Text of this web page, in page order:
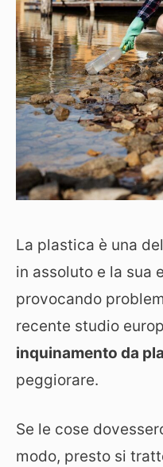
La plastica è una
in assoluto e la sua
provocando
recente studio
inquinamento da
peggiorare.
Se le cose
modo, presto si